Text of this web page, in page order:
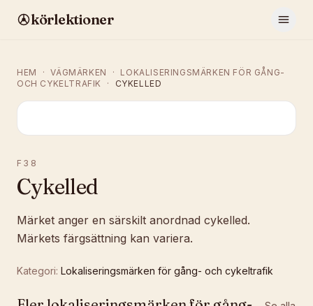
körlektioner
HEM · VÄGMÄRKEN ·
LOKALISERINGSMÄRKEN FÖR GÅNG-
OCH CYKELTRAFIK
· CYKELLED
F38
Cykelled
Märket anger en särskilt anordnad cykelled.
Märkets färgsättning kan variera.
Kategori: Lokaliseringsmärken för gång- och cykeltrafik